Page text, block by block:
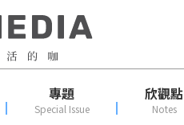
專題
Special Issue
欣觀點
Notes